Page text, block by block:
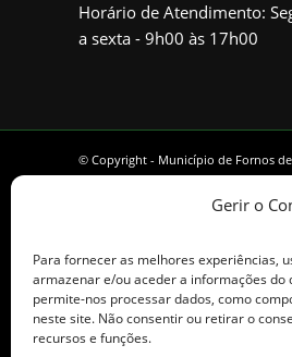
Gerir o
Para fornecer as melhores experiências,
armazenar e/ou aceder a informações do
permite-nos processar dados, como
neste site. Não consentir ou retirar o
recursos e funções.
Horário de Atendimento:
a sexta - 9h00 às 17h00
© Copyright - Município de Fornos